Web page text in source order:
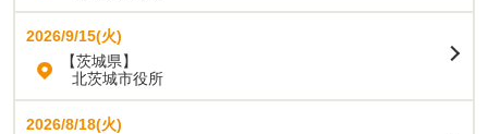
2026/9/15(火)
【茨城県】
北茨城市役所
2026/8/18(火)